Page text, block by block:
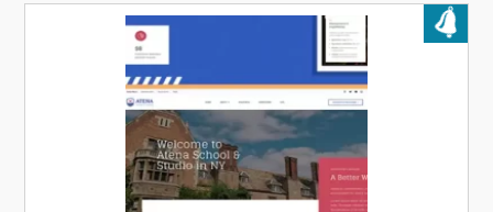
بروز شده در ۳۰ تیر ۱۴۰۳